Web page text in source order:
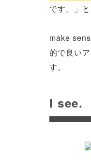
です。」
make
的で良い
す。
I see.